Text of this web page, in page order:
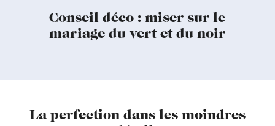
Conseil déco : miser sur le
mariage du vert et du noir
La perfection dans les moindres